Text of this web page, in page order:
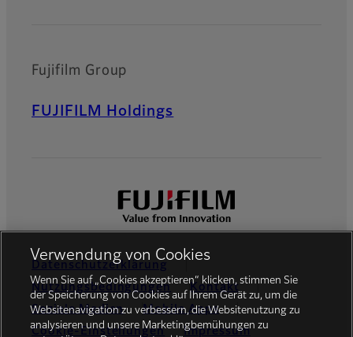
Fujifilm Group
FUJIFILM Holdings
Datenschutzerklärung
Nutzungsbedingungen
Kontakt
Soziale Medien
Mobile Apps
Cookie-Einstellungen
Impressum
Verwendung von Cookies
Wenn Sie auf „Cookies akzeptieren“ klicken, stimmen Sie
der Speicherung von Cookies auf Ihrem Gerät zu, um die
Websitenavigation zu verbessern, die Websitenutzung zu
analysieren und unsere Marketingbemühungen zu